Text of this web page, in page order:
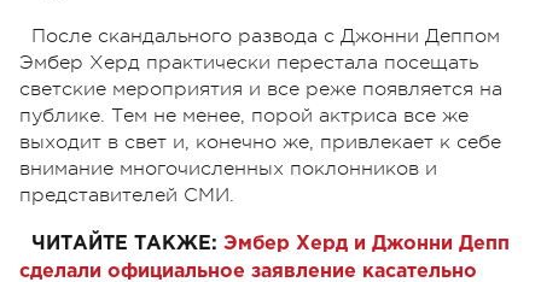
После скандального развода с Джонни Деппом
Эмбер Херд практически перестала посещать
светские мероприятия и все реже появляется на
публике. Тем не менее, порой актриса все же
выходит в свет и, конечно же, привлекает к себе
внимание многочисленных поклонников и
представителей СМИ.
ЧИТАЙТЕ ТАКЖЕ: Эмбер Херд и Джонни Депп
сделали официальное заявление касательно